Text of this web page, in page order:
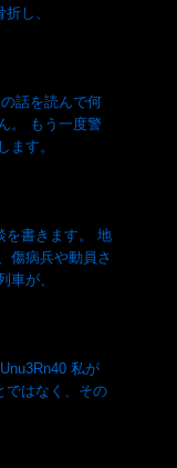
し、
話を読んで何
。 もう一度警
ます。
を書きます。 地
傷病兵や動員さ
車が、
私が
ではなく、その